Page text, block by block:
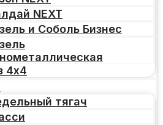
NEXT
и Соболь Бизнес
4х4
тягач